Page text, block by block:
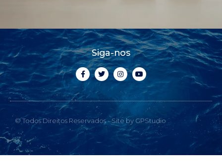
Siga-nos
© Todos Direitos Reservados - Site by GPStudio